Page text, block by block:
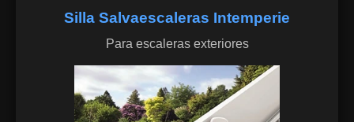
Silla Salvaescaleras Intemperie
Para escaleras exteriores